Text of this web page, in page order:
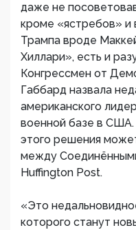
даже не
кроме «ястребов» и
Трампа вроде
Хиллари», есть и
Конгрессмен от
Габбард назвала
американского
военной базе в
этого решения
между
Huffington Post.
«Это
которого станут